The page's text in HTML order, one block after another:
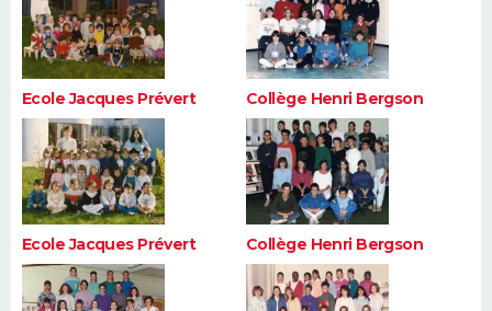
Ecole Jacques Prévert Collège Henri Bergson
Ecole Jacques Prévert Collège Henri Bergson